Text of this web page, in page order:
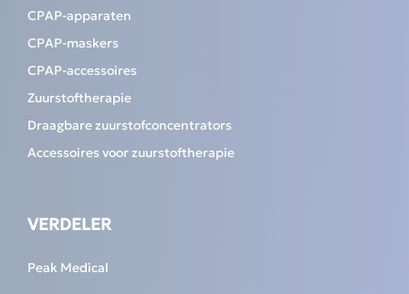
CPAP-apparaten
CPAP-maskers
CPAP-accessoires
Zuurstoftherapie
Draagbare zuurstofconcentrators
Accessoires voor zuurstoftherapie
VERDELER
Peak Medical